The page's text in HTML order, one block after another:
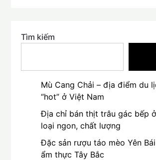
Tìm kiếm
Mù Cang Chải – địa điểm du
“hot” ở Việt Nam
Địa chỉ bán thịt trâu gác bếp
loại ngon, chất lượng
Đặc sản rượu táo mèo Yên
ẩm thực Tây Bắc